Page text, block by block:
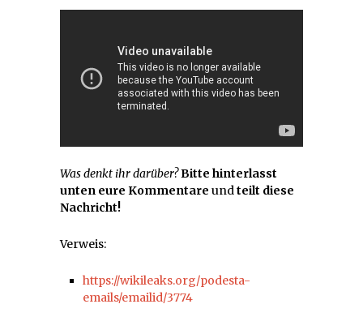
Was denkt ihr darüber?Bitte hinterlasst
unten eure Kommentare undteilt diese
Nachricht!
Verweis:
https://wikileaks.org/podesta-
emails/emailid/3774